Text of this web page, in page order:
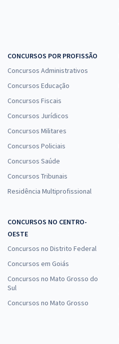
CONCURSOS POR PROFISSÃO
Concursos Administrativos
Concursos Educação
Concursos Fiscais
Concursos Jurídicos
Concursos Militares
Concursos Policiais
Concursos Saúde
Concursos Tribunais
Residência Multiprofissional
CONCURSOS NO CENTRO-
OESTE
Concursos no Distrito Federal
Concursos em Goiás
Concursos no Mato Grosso do
Sul
Concursos no Mato Grosso